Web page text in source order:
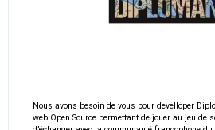
Nous avons besoin de vous pour develloper
web Open Source permettant de jouer au jeu de